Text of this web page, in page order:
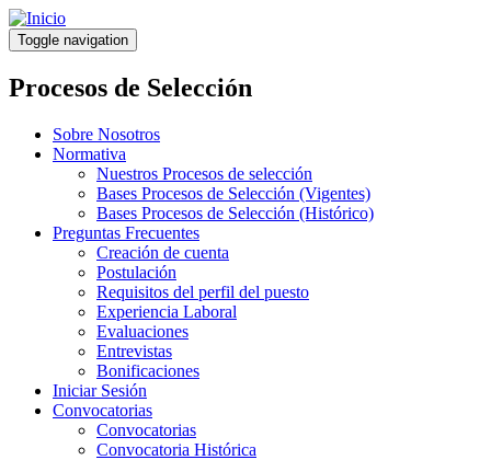
Pasar
al
contenido
principal
Toggle navigation
Procesos de Selección
Sobre Nosotros
Normativa
Nuestros Procesos de selección
Bases Procesos de Selección (Vigentes)
Bases Procesos de Selección (Histórico)
Preguntas Frecuentes
Creación de cuenta
Postulación
Requisitos del perfil del puesto
Experiencia Laboral
Evaluaciones
Entrevistas
Bonificaciones
Iniciar Sesión
Convocatorias
Convocatorias
Convocatoria Histórica